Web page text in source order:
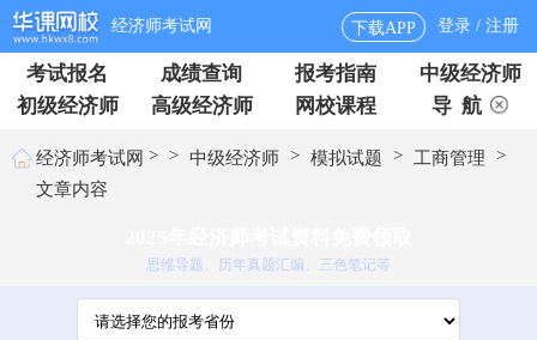
经济师考试网 下载APP 登录 / 注册
考试报名 成绩查询 报考指南
中级经济师
初级经济师
高级经济师 网校课程 导 航
经济师考试网 > > 中级经济师 > 模拟试题 > 工商管理
>
文章内容
思维导题、历年真题汇编、三色笔记等